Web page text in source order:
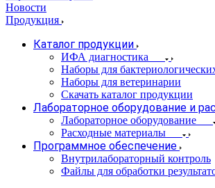
Новости
Продукция
Каталог продукции
ИФА диагностика
Наборы для
Наборы для ветеринарии
Скачать каталог продукции
Лабораторное оборудование и
Лабораторное оборудование
Расходные материалы
Программное обеспечение
Внутрилабораторный контроль
Файлы для обработки